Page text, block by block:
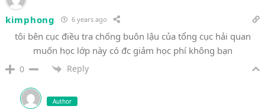
kimphong 6 years ago
tôi bên cục điều tra chống buôn lậu của tổng cục hải quan
muốn học lớp này có đc giảm học phí không bạn
0 Reply
Author